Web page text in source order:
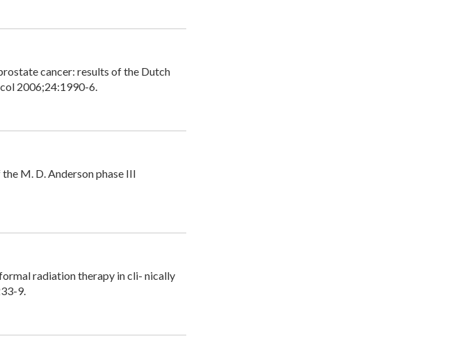
cancer: results of the Dutch
2006;24:1990-6.
M. D. Anderson phase III
radiation therapy in cli- nically
9.